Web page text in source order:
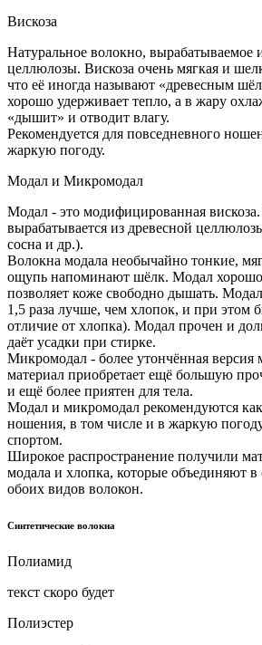
Вискоза
Натуральное волокно, вырабатываемое
целлюлозы. Вискоза очень мягкая и
что её иногда называют «древесным
хорошо удерживает тепло, а в жару
«дышит» и отводит влагу.
Рекомендуется для повседневного
жаркую погоду.
Модал и Микромодал
Модал - это модифицированная
вырабатывается из древесной
сосна и др.).
Волокна модала необычайно тонкие,
ощупь напоминают шёлк. Модал хорошо
позволяет коже свободно дышать.
1,5 раза лучше, чем хлопок, и при этом
отличие от хлопка). Модал прочен и
даёт усадки при стирке.
Микромодал - более утончённая версия
материал приобретает ещё большую
и ещё более приятен для тела.
Модал и микромодал рекомендуются
ношения, в том числе и в жаркую
спортом.
Широкое распространение получили
модала и хлопка, которые объединяют в
обоих видов волокон.
Синтетические волокна
Полиамид
текст скоро будет
Полиэстер